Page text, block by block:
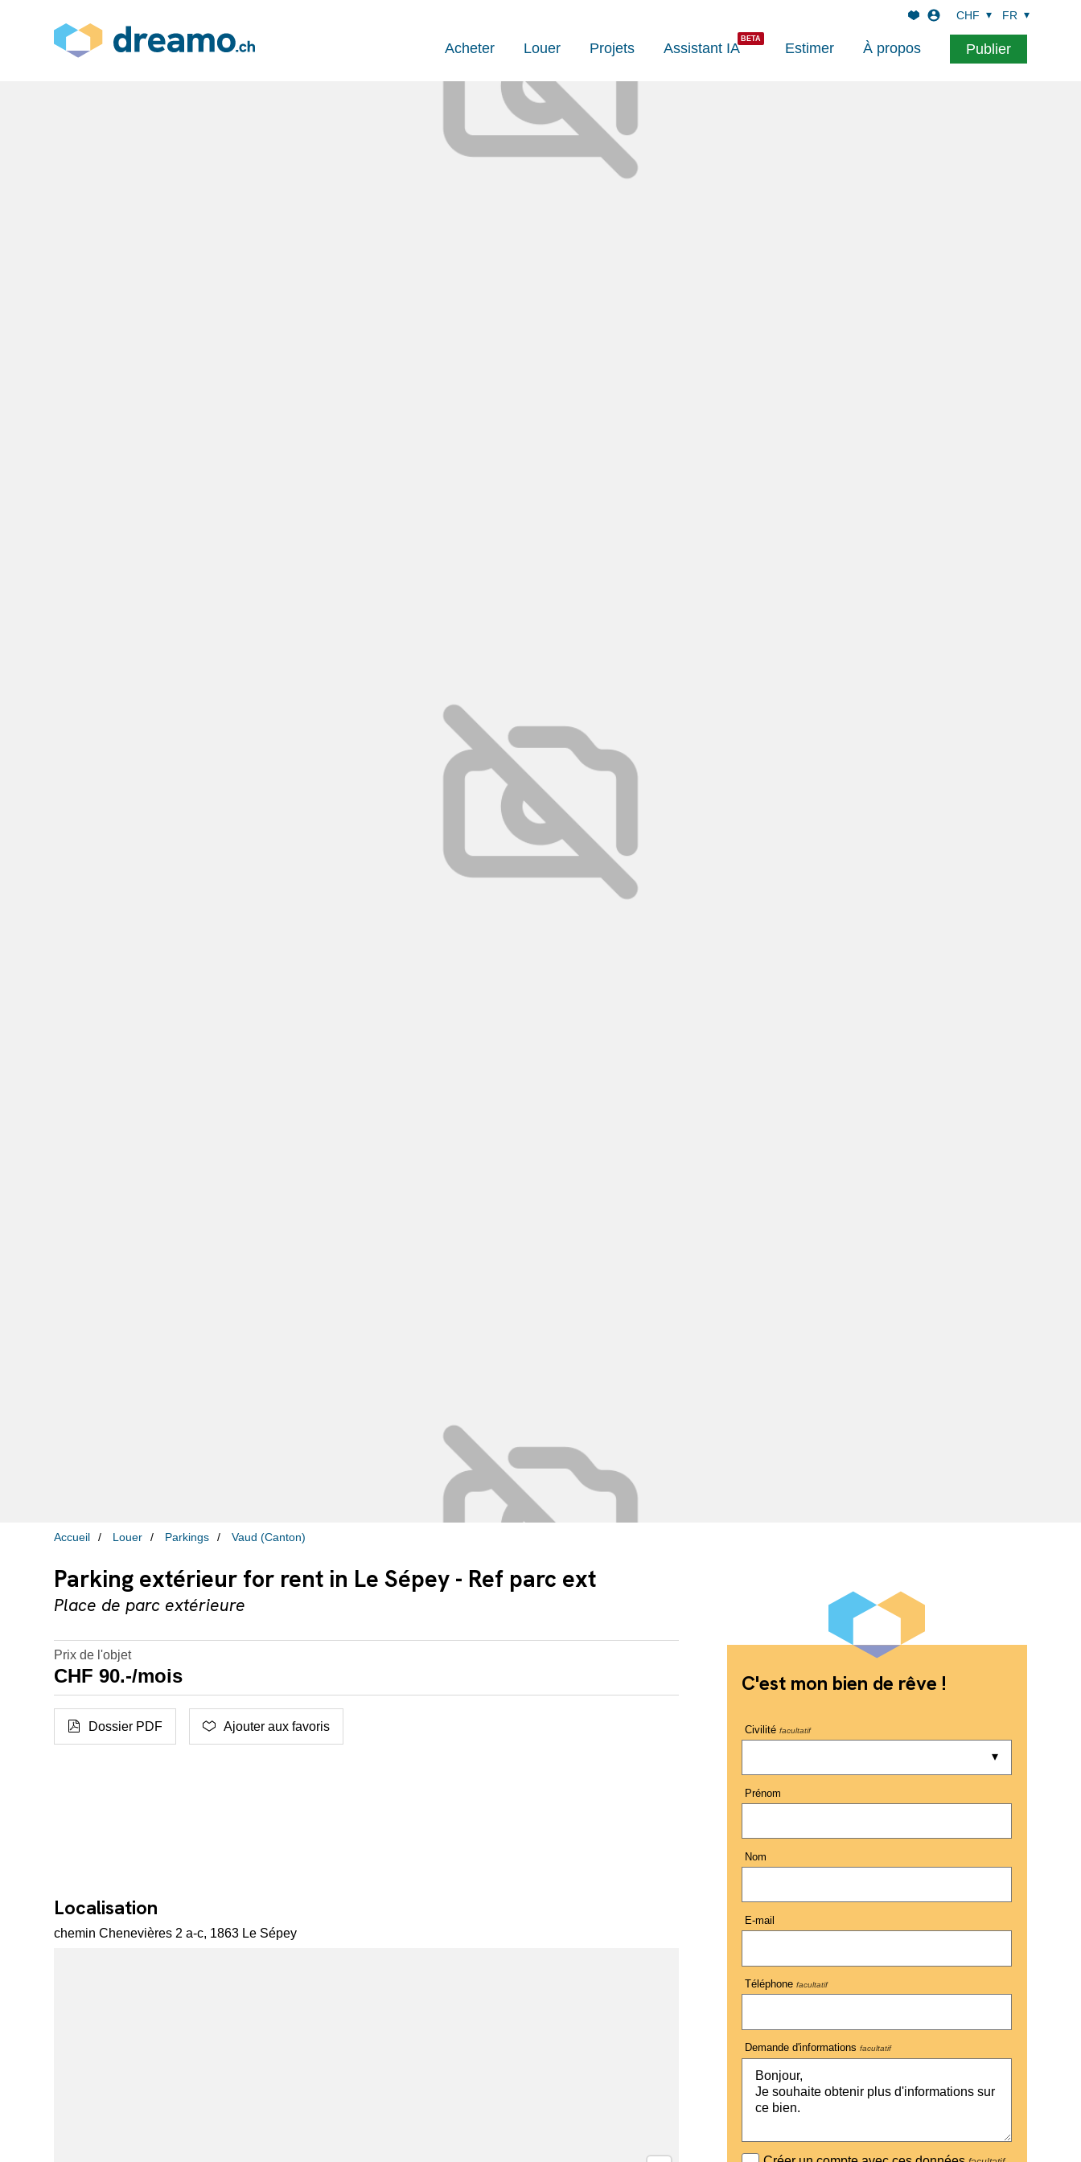
Acheter Louer Projets Assistant IA Estimer À propos Publier
CHF FR
Accueil Louer Parkings Vaud (Canton)
Parking extérieur for rent in Le Sépey - Ref parc ext
Place de parc extérieure
Prix de l'objet
CHF 90.-/mois
Dossier PDF Ajouter aux favoris
Localisation
chemin Chenevières 2 a-c, 1863 Le Sépey
C'est mon bien de rêve !
Civilitéfacultatif
Prénom
Nom
E-mail
Téléphonefacultatif
Demande d'informationsfacultatif